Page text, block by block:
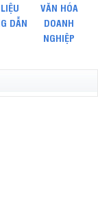
DẪN
VĂN HÓA
DOANH
NGHIỆP